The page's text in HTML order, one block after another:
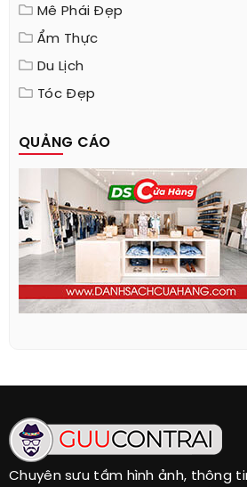
Mê Phái Đẹp
Ẩm Thực
Du Lịch
Tóc Đẹp
QUẢNG CÁO
Chuyên sưu tầm hình ảnh, thông